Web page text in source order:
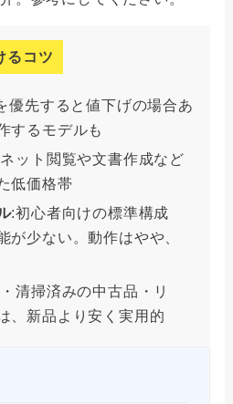
るコツ
優先すると値下げの場合あ
するモデルも
ット閲覧や文書作成など
低価格帯
:初心者向けの標準構成
が少ない。動作はやや、
清掃済みの中古品・リ
、新品より安く実用的